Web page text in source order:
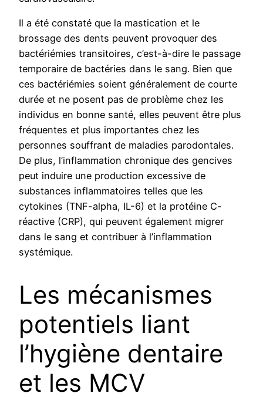
Il a été constaté que la mastication et le
brossage des dents peuvent provoquer des
bactériémies transitoires, c’est-à-dire le passage
temporaire de bactéries dans le sang. Bien que
ces bactériémies soient généralement de courte
durée et ne posent pas de problème chez les
individus en bonne santé, elles peuvent être plus
fréquentes et plus importantes chez les
personnes souffrant de maladies parodontales.
De plus, l’inflammation chronique des gencives
peut induire une production excessive de
substances inflammatoires telles que les
cytokines (TNF-alpha, IL-6) et la protéine C-
réactive (CRP), qui peuvent également migrer
dans le sang et contribuer à l’inflammation
systémique.
Les mécanismes
potentiels liant
l’hygiène dentaire
et les MCV